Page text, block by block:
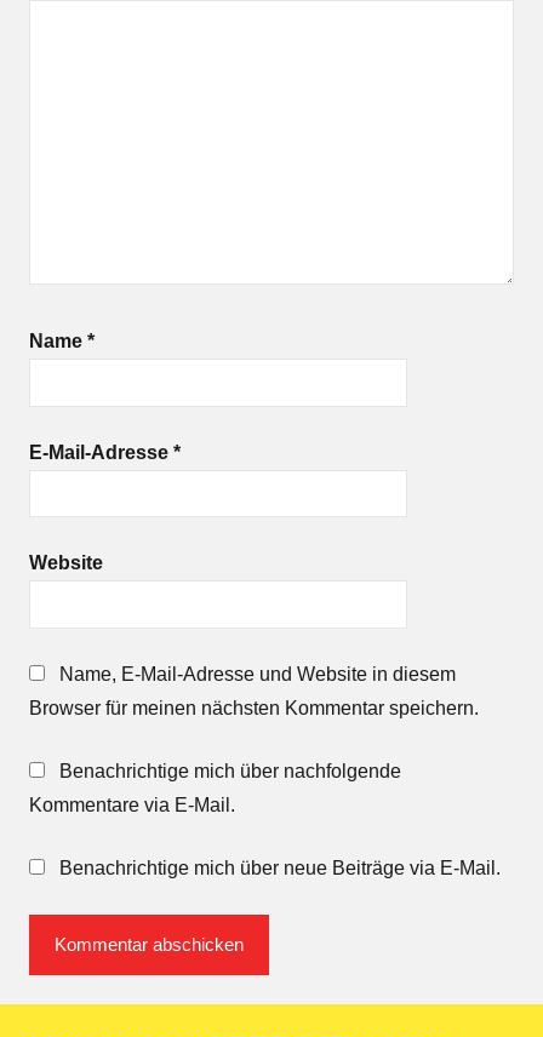
Name *
E-Mail-Adresse *
Website
Name, E-Mail-Adresse und Website in diesem
Browser für meinen nächsten Kommentar speichern.
Benachrichtige mich über nachfolgende
Kommentare via E-Mail.
Benachrichtige mich über neue Beiträge via E-Mail.